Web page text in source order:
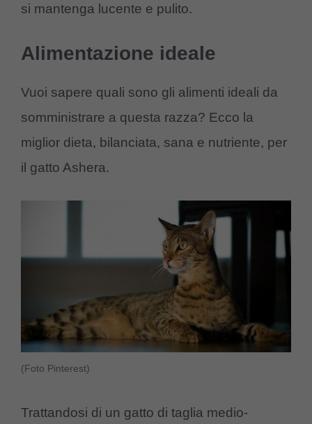
si mantenga lucente e pulito.
Alimentazione ideale
Vuoi sapere quali sono gli alimenti ideali da
somministrare a questa razza? Ecco la
miglior dieta, bilanciata, sana e nutriente, per
il gatto Ashera.
(Foto Pinterest)
Trattandosi di un gatto di taglia medio-